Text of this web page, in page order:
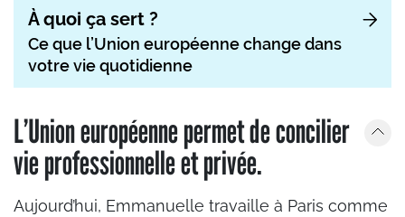
À quoi ça sert ?
Ce que l’Union européenne change dans
votre vie quotidienne
L’Union européenne permet de concilier
vie professionnelle et privée.
Aujourd’hui, Emmanuelle travaille à Paris comme